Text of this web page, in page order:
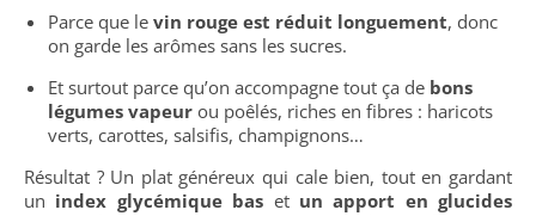
Parce que le vin rouge est réduit longuement, donc
on garde les arômes sans les sucres.
Et surtout parce qu’on accompagne tout ça de bons
légumes vapeur ou poêlés, riches en fibres : haricots
verts, carottes, salsifis, champignons…
Résultat ? Un plat généreux qui cale bien, tout en gardant
un index glycémique bas et un apport en glucides